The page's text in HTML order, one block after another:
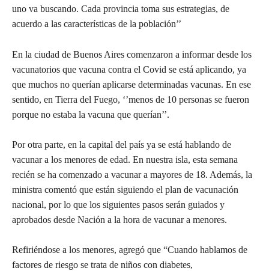
uno va buscando. Cada provincia toma sus estrategias, de
acuerdo a las características de la población’’
En la ciudad de Buenos Aires comenzaron a informar desde los
vacunatorios que vacuna contra el Covid se está aplicando, ya
que muchos no querían aplicarse determinadas vacunas. En ese
sentido, en Tierra del Fuego, ‘’menos de 10 personas se fueron
porque no estaba la vacuna que querían’’.
Por otra parte, en la capital del país ya se está hablando de
vacunar a los menores de edad. En nuestra isla, esta semana
recién se ha comenzado a vacunar a mayores de 18. Además, la
ministra comentó que están siguiendo el plan de vacunación
nacional, por lo que los siguientes pasos serán guiados y
aprobados desde Nación a la hora de vacunar a menores.
Refiriéndose a los menores, agregó que “Cuando hablamos de
factores de riesgo se trata de niños con diabetes,